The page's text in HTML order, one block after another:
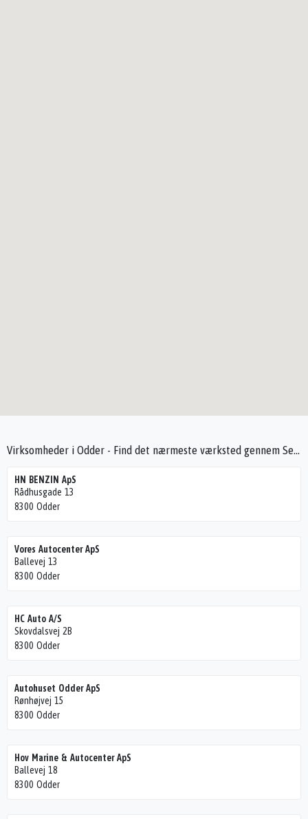
Virksomheder i Odder - Find det nærmeste værksted gennem Seek4Cars
HN BENZIN ApS
Rådhusgade 13
8300 Odder
Vores Autocenter ApS
Ballevej 13
8300 Odder
HC Auto A/S
Skovdalsvej 2B
8300 Odder
Autohuset Odder ApS
Rønhøjvej 15
8300 Odder
Hov Marine & Autocenter ApS
Ballevej 18
8300 Odder